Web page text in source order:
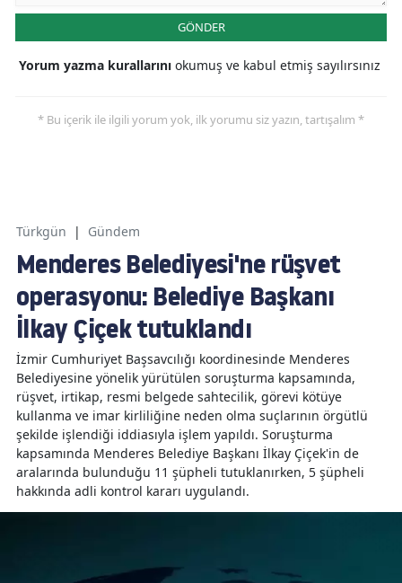
GÖNDER
Yorum yazma kurallarını okumuş ve kabul etmiş sayılırsınız
* Bu içerik ile ilgili yorum yok, ilk yorumu siz yazın, tartışalım *
Türkgün | Gündem
Menderes Belediyesi'ne rüşvet
operasyonu: Belediye Başkanı
İlkay Çiçek tutuklandı
İzmir Cumhuriyet Başsavcılığı koordinesinde Menderes
Belediyesine yönelik yürütülen soruşturma kapsamında,
rüşvet, irtikap, resmi belgede sahtecilik, görevi kötüye
kullanma ve imar kirliliğine neden olma suçlarının örgütlü
şekilde işlendiği iddiasıyla işlem yapıldı. Soruşturma
kapsamında Menderes Belediye Başkanı İlkay Çiçek'in de
aralarında bulunduğu 11 şüpheli tutuklanırken, 5 şüpheli
hakkında adli kontrol kararı uygulandı.